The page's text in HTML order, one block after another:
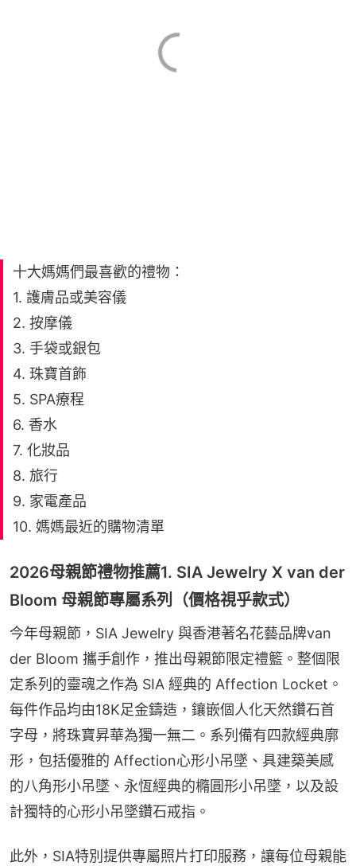
十大媽媽們最喜歡的禮物：
1. 護膚品或美容儀
2. 按摩儀
3. 手袋或銀包
4. 珠寶首飾
5. SPA療程
6. 香水
7. 化妝品
8. 旅行
9. 家電產品
10. 媽媽最近的購物清單
2026母親節禮物推薦1. SIA Jewelry X van der
Bloom 母親節專屬系列（價格視乎款式）
今年母親節，SIA Jewelry 與香港著名花藝品牌van
der Bloom 攜手創作，推出母親節限定禮籃。整個限
定系列的靈魂之作為 SIA 經典的 Affection Locket。
每件作品均由18K足金鑄造，鑲嵌個人化天然鑽石首
字母，將珠寶昇華為獨一無二。系列備有四款經典廓
形，包括優雅的 Affection心形小吊墜、具建築美感
的八角形小吊墜、永恆經典的橢圓形小吊墜，以及設
計獨特的心形小吊墜鑽石戒指。
此外，SIA特別提供專屬照片打印服務，讓每位母親能